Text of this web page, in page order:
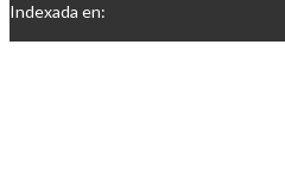
Indexada en: